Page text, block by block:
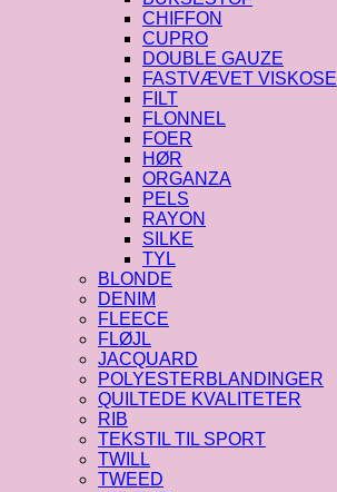
CHIFFON
CUPRO
DOUBLE GAUZE
FASTVÆVET VISKOSE
FILT
FLONNEL
FOER
HØR
ORGANZA
PELS
RAYON
SILKE
TYL
BLONDE
DENIM
FLEECE
FLØJL
JACQUARD
POLYESTERBLANDINGER
QUILTEDE KVALITETER
RIB
TEKSTIL TIL SPORT
TWILL
TWEED